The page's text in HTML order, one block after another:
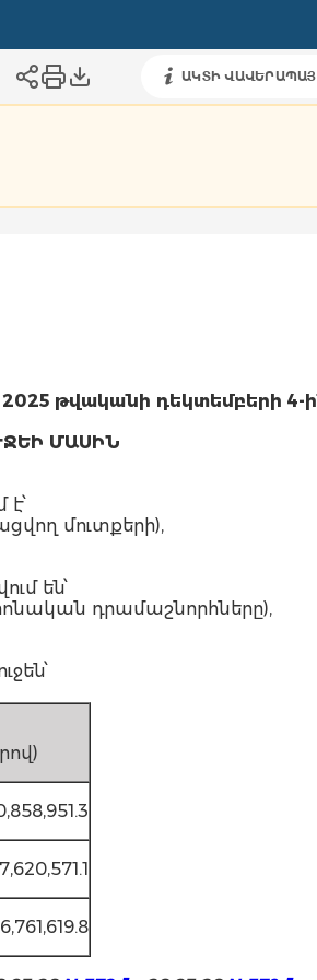
ԱԿՏԻ
2025 թվականի դեկտեմբերի 4-
ՄԱՍԻՆ
մուտքերի),
են՝
դրամաշնորհները),